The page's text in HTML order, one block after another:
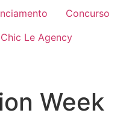
Concurso
Chic Le Agency
Week